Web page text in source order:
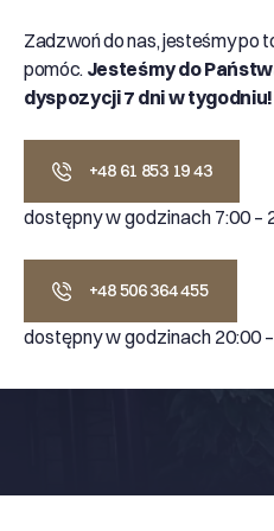
Zadzwoń do nas, jesteśmy po
pomóc. Jesteśmy do
dyspozycji 7 dni w tygodniu!
+48 61 853 19 43
dostępny w godzinach 7:00 –
+48 506 364 455
dostępny w godzinach 20:00